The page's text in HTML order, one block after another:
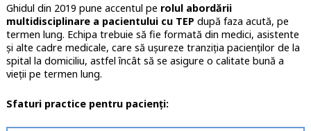
Ghidul din 2019 pune accentul pe rolul abordării
multidisciplinare a pacientului cu TEP după faza acută, pe
termen lung. Echipa trebuie să fie formată din medici, asistente
și alte cadre medicale, care să ușureze tranziția pacienților de la
spital la domiciliu, astfel încât să se asigure o calitate bună a
vieții pe termen lung.
Sfaturi practice pentru pacienți: